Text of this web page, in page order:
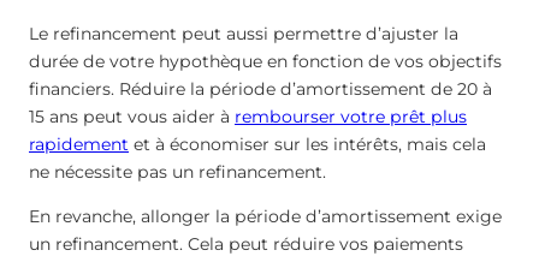
Le refinancement peut aussi permettre d’ajuster la
durée de votre hypothèque en fonction de vos objectifs
financiers. Réduire la période d’amortissement de 20 à
15 ans peut vous aider à rembourser votre prêt plus
rapidement et à économiser sur les intérêts, mais cela
ne nécessite pas un refinancement.
En revanche, allonger la période d’amortissement exige
un refinancement. Cela peut réduire vos paiements